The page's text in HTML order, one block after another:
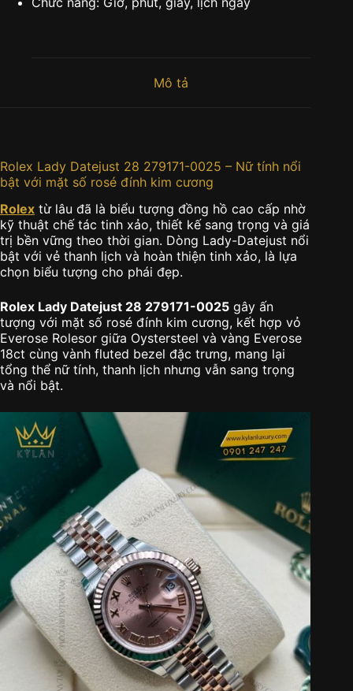
Mô tả
Rolex Lady Datejust 28 279171-0025 – Nữ tính nổi
bật với mặt số rosé đính kim cương
Rolex từ lâu đã là biểu tượng đồng hồ cao cấp nhờ
kỹ thuật chế tác tinh xảo, thiết kế sang trọng và giá
trị bền vững theo thời gian. Dòng Lady-Datejust nổi
bật với vẻ thanh lịch và hoàn thiện tinh xảo, là lựa
chọn biểu tượng cho phái đẹp.
Rolex Lady Datejust 28 279171-0025 gây ấn
tượng với mặt số rosé đính kim cương, kết hợp vỏ
Everose Rolesor giữa Oystersteel và vàng Everose
18ct cùng vành fluted bezel đặc trưng, mang lại
tổng thể nữ tính, thanh lịch nhưng vẫn sang trọng
và nổi bật.